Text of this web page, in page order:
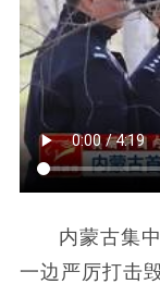
内蒙古集
一边严厉打击